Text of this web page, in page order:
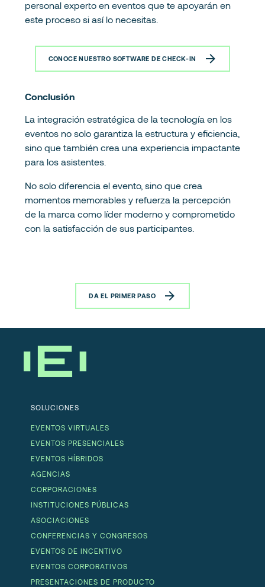
personal experto en eventos que te apoyarán en
este proceso si así lo necesitas.
CONOCE NUESTRO SOFTWARE DE CHECK-IN
Conclusión
La integración estratégica de la tecnología en los
eventos no solo garantiza la estructura y eficiencia,
sino que también crea una experiencia impactante
para los asistentes.
No solo diferencia el evento, sino que crea
momentos memorables y refuerza la percepción
de la marca como líder moderno y comprometido
con la satisfacción de sus participantes.
DA EL PRIMER PASO
SOLUCIONES
EVENTOS VIRTUALES
EVENTOS PRESENCIALES
EVENTOS HÍBRIDOS
AGENCIAS
CORPORACIONES
INSTITUCIONES PÚBLICAS
ASOCIACIONES
CONFERENCIAS Y CONGRESOS
EVENTOS DE INCENTIVO
EVENTOS CORPORATIVOS
PRESENTACIONES DE PRODUCTO